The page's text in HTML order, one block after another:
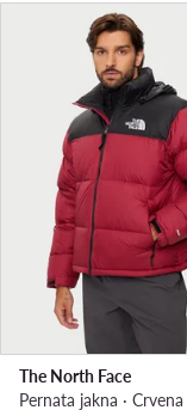
The North Face
Pernata jakna · Crvena